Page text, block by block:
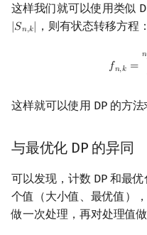
Berlekamp–Massey 算法
手指树
网络流
LGV 引理
最大团搜索算法
这样我们就可以使用类似
|𝑆𝑛,𝑘|
|Sn,k ，则有状态转移方程：
𝑓𝑛,𝑘 =
𝑛
=1
这样就可以使用 DP 的方法
与最优化 DP 的异同
可以发现，计数 DP 和最
个值（大小值、最优值）
做一次处理，再对处理值